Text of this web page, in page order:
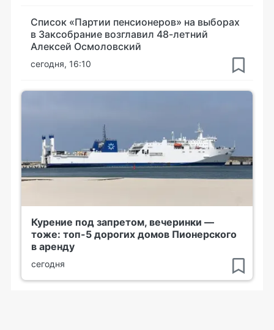
Список «Партии пенсионеров» на выборах
в Заксобрание возглавил 48-летний
Алексей Осмоловский
сегодня, 16:10
Курение под запретом, вечеринки —
тоже: топ-5 дорогих домов Пионерского
в аренду
сегодня